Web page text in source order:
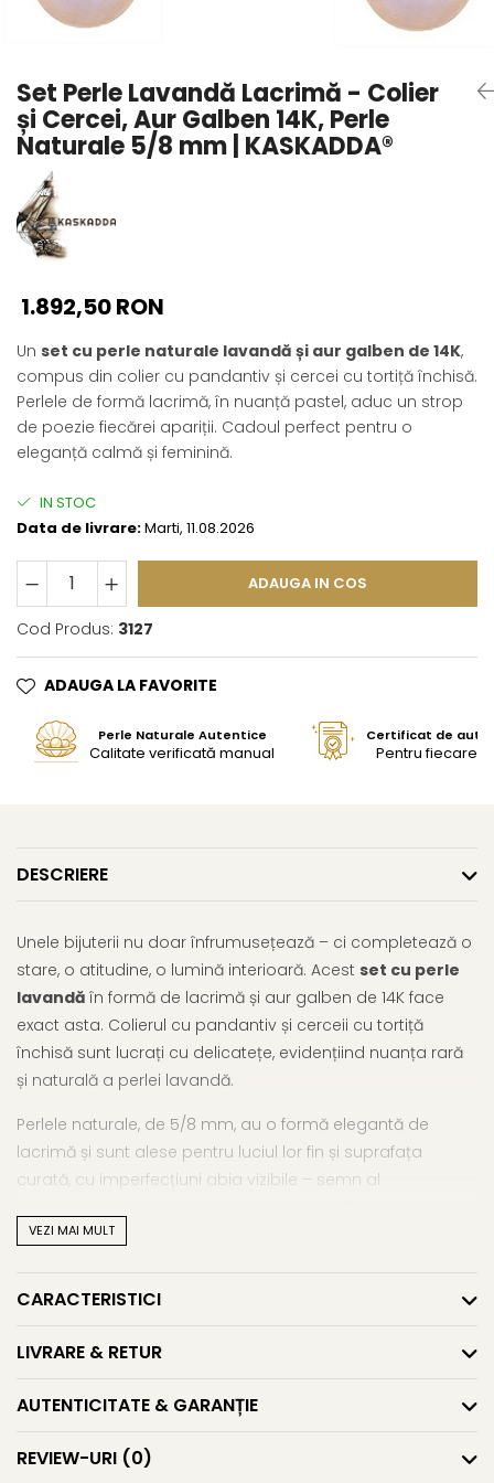
Seturi Perle cu Argint
Pandantive cu Perle
Brose cu Perle
Set Perle Lavandă Lacrimă - Colier
și Cercei, Aur Galben 14K, Perle
Naturale 5/8 mm | KASKADDA®
1.892,50 RON
Un set cu perle naturale lavandă și aur galben de 14K,
compus din colier cu pandantiv și cercei cu tortiță închisă.
Perlele de formă lacrimă, în nuanță pastel, aduc un strop
de poezie fiecărei apariții. Cadoul perfect pentru o
eleganță calmă și feminină.
IN STOC
Data de livrare:Marti, 11.08.2026
ADAUGA IN COS
Cod Produs: 3127
ADAUGA LA FAVORITE
Perle Naturale Autentice
Calitate verificată manual
Certificat de
Pentru fiecare
DESCRIERE
Unele bijuterii nu doar înfrumusețează – ci completează o
stare, o atitudine, o lumină interioară. Acest set cu perle
lavandă în formă de lacrimă și aur galben de 14K face
exact asta. Colierul cu pandantiv și cerceii cu tortiță
închisă sunt lucrați cu delicatețe, evidențiind nuanța rară
și naturală a perlei lavandă.
Perlele naturale, de 5/8 mm, au o formă elegantă de
lacrimă și sunt alese pentru luciul lor fin și suprafața
curată, cu imperfecțiuni abia vizibile – semn al
pandantivul într-un echilibru vizual delicat, iar cerceii
Acestset cu perle lavandă și aur 14K
este potrivit pentru
sărbătoare sau zile obișnuite care merită rafinament.
Caracteristici tehnice
perle naturale lavandă, calitatea AAA, și aur
galben 14K (aur 585)
VEZI MAI MULT
CARACTERISTICI
LIVRARE & RETUR
AUTENTICITATE & GARANȚIE
REVIEW-URI (0)